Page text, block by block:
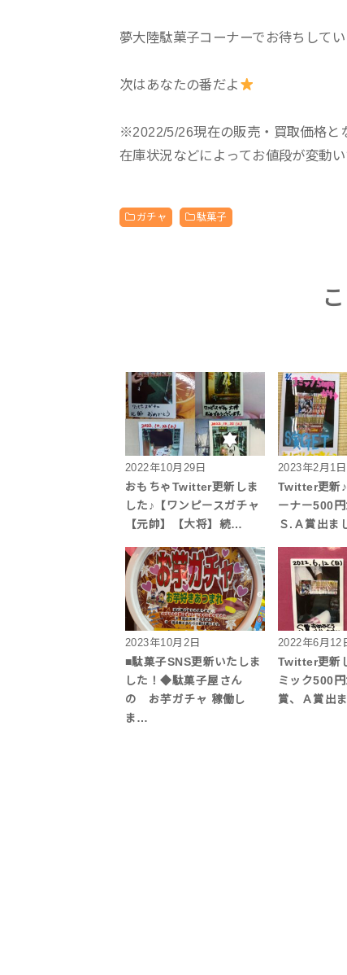
夢大陸駄菓子コーナーでお待ちしてい
次はあなたの番だよ
※2022/5/26現在の販売・買取価格と
在庫状況などによってお値段が変動
ガチャ 駄菓子
2022年10月29日
おもちゃTwitter更新しま
した♪【ワンピースガチャ
【元帥】【大将】続…
2023年2月1日
Twitter更新
ーナー500
Ｓ.Ａ賞出ま
2023年10月2日
■駄菓子SNS更新いたしま
した！◆駄菓子屋さん
の お芋ガチャ 稼働し
ま…
2022年6月12
Twitter更新
ミック500
賞、Ａ賞出